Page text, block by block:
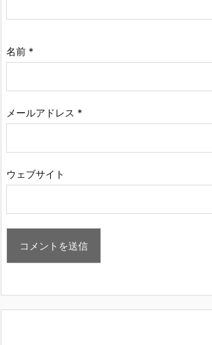
名前 *
メールアドレス *
ウェブサイト